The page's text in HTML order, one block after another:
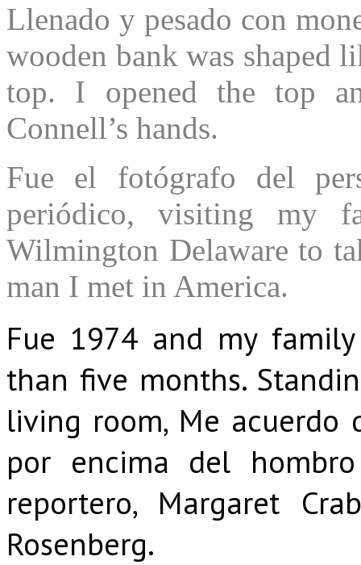
Llenado y pesado con
wooden bank was shaped
top. I opened the top
Connell’s hands.
Fue el fotógrafo del
periódico, visiting my
Wilmington Delaware to
man I met in America.
Fue 1974 and my
than five months.
living room, Me acuerdo
por encima del
reportero, Margaret
Rosenberg.